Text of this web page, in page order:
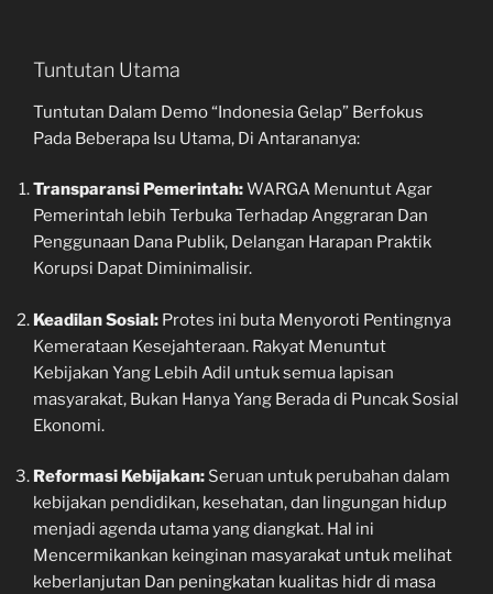
Tuntutan Utama
Tuntutan Dalam Demo “Indonesia Gelap” Berfokus
Pada Beberapa Isu Utama, Di Antarananya:
Transparansi Pemerintah:WARGA Menuntut Agar
Pemerintah lebih Terbuka Terhadap Anggraran Dan
Penggunaan Dana Publik, Delangan Harapan Praktik
Korupsi Dapat Diminimalisir.
Keadilan Sosial: Protes ini buta Menyoroti Pentingnya
Kemerataan Kesejahteraan. Rakyat Menuntut
Kebijakan Yang Lebih Adil untuk semua lapisan
masyarakat, Bukan Hanya Yang Berada di Puncak Sosial
Ekonomi.
Reformasi Kebijakan: Seruan untuk perubahan dalam
kebijakan pendidikan, kesehatan, dan lingungan hidup
menjadi agenda utama yang diangkat. Hal ini
Mencermikankan keinginan masyarakat untuk melihat
keberlanjutan Dan peningkatan kualitas hidr di masa